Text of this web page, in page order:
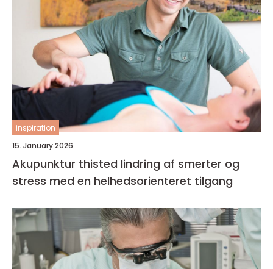
inspiration
15. January 2026
Akupunktur thisted lindring af smerter og
stress med en helhedsorienteret tilgang